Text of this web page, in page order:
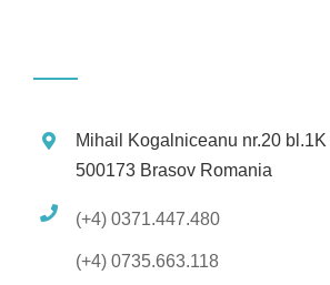
Mihail Kogalniceanu nr.20
500173 Brasov Romania
(+4) 0371.447.480
(+4) 0735.663.118